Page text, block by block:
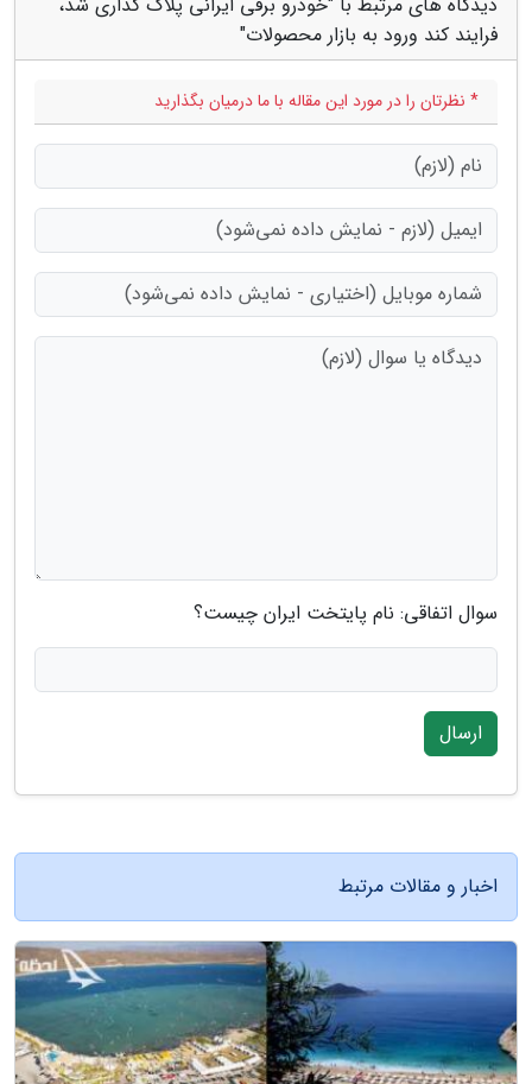
فرایند کند ورود به بازار محصولات"
* نظرتان را در مورد این مقاله با ما درمیان بگذارید
سوال اتفاقی: نام پایتخت ایران چیست؟
ارسال
اخبار و مقالات مرتبط